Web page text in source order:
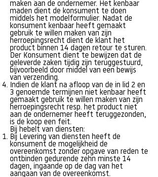
maken aan de ondernemer. Het kenbaar
maden dient de konsument te doen
middels het modelformulier. Nadat de
konsument kenbaar heeft gemaakt
gebruik te willen maken van zijn
herroepingsrecht dient de klant het
product binnen 14 dagen retour te sturen.
Der Konsument dient te bewijzen dat de
geleverde zaken tijdig zijn teruggestuurd,
bijvoorbeeld door middel van een bewijs
van verzending.
Indien de klant na afloop van de in lid 2 en
3 genoemde termijnen niet kenbaar heeft
gemaakt gebruik te willen maken van zijn
herroepingsrecht resp. het product niet
aan de ondernemer heeft teruggezonden,
is de koop een feit.
Bij hebelt van diensten:
Bij Levering van diensten heeft de
konsument de mogelijkheid de
overeenkomst zonder opgave van reden te
ontbinden gedurende zehn minste 14
dagen, ingaande op de dag van het
aangaan van de overeenkomst.